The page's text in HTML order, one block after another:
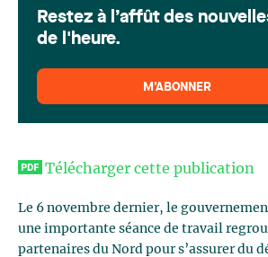
Télécharger cette publication
Le 6 novembre dernier, le
une importante séance de travail
partenaires du Nord pour s’assurer du
Restez à l’affût des
de l'heure.
M’ABONNER